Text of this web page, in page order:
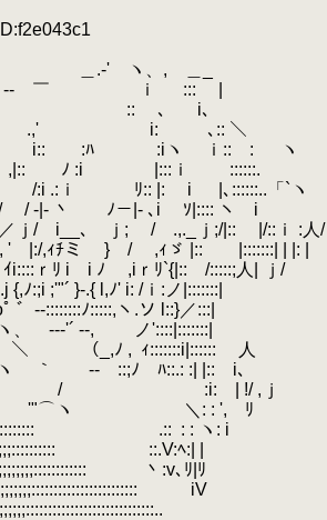
＿_
.-‐ ￣ ｉ ::: |
､
i､
.,' i:
､:: ＼
ｉ:: : ヽ
::::::.
|､::::::..「`ヽ
i ｿ|:::: ヽ i
ｊ/ i__､ ｊ; / .,._ｊ;/|:: |/::ｉ :人/
|:: |:::::::| | |: |
/:::::;人| ｊ/
i: /ｉ:ノ|:::::::|
ヽ.ソ l::}／:::|
'::::|:::::::|
_,ﾉ , ｨ:::::::i|:::::: 人
ﾉ ﾊ::.: :| |:: i､
/ :i: | !/ ,ｊ
ヽ ＼: : ', ﾘ
.:: : : ヽ: i
::.V:ﾍ:| |
丶:v､ﾘ|ﾘ
iV